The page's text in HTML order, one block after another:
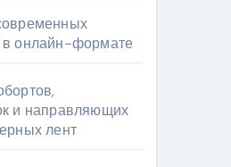
онлайн-формате
и направляющих
лент